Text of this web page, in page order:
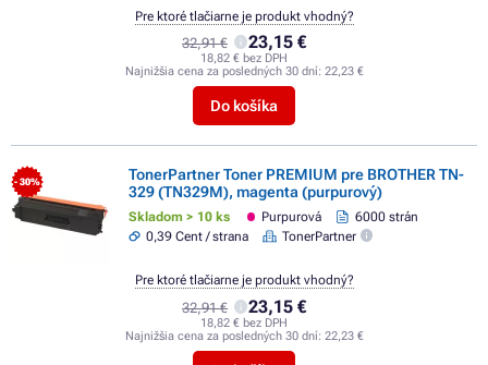
32,91 € 23,15 €
18,82 € bez DPH
Najnižšia cena za posledných 30 dní: 22,23 €
Do košíka
Pre ktoré tlačiarne je produkt vhodný?
- 30%
TonerPartner Toner PREMIUM pre BROTHER TN-
329 (TN329M), magenta (purpurový)
Skladom > 10 ks Purpurová
6000 strán
0,39 Cent / strana
TonerPartner
32,91 € 23,15 €
18,82 € bez DPH
Najnižšia cena za posledných 30 dní: 22,23 €
Pre ktoré tlačiarne je produkt vhodný?